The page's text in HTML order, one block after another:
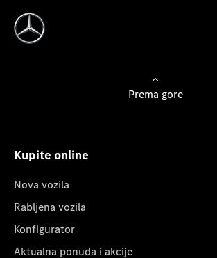
Prema gore
Kupite online
Nova vozila
Rabljena vozila
Konfigurator
Aktualna ponuda i akcije